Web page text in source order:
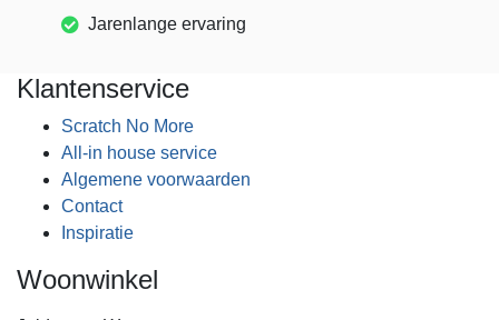
Jarenlange ervaring
Klantenservice
Scratch No More
All-in house service
Algemene voorwaarden
Contact
Inspiratie
Woonwinkel